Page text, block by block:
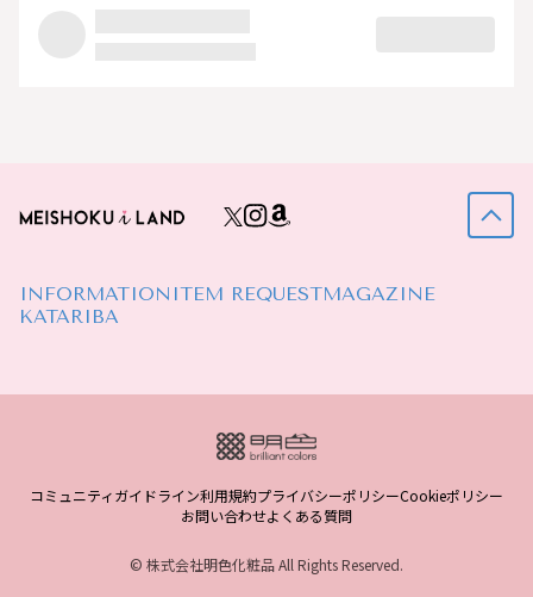
INFORMATION ITEM REQUESTMAGAZINE
KATARIBA
コミュニティガイドライン利用規約プライバシーポリシーCookieポリシー
お問い合わせよくある質問
© 株式会社明色化粧品 All Rights Reserved.